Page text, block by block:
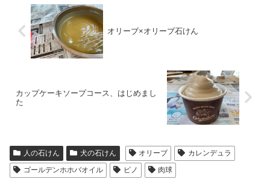
オリーブ×オリーブ石けん
カップケーキソープコース、はじめまし
た
人の石けん 犬の石けん オリーブ
カレンデュラ
ゴールデンホホバオイル
ピノ 肉球